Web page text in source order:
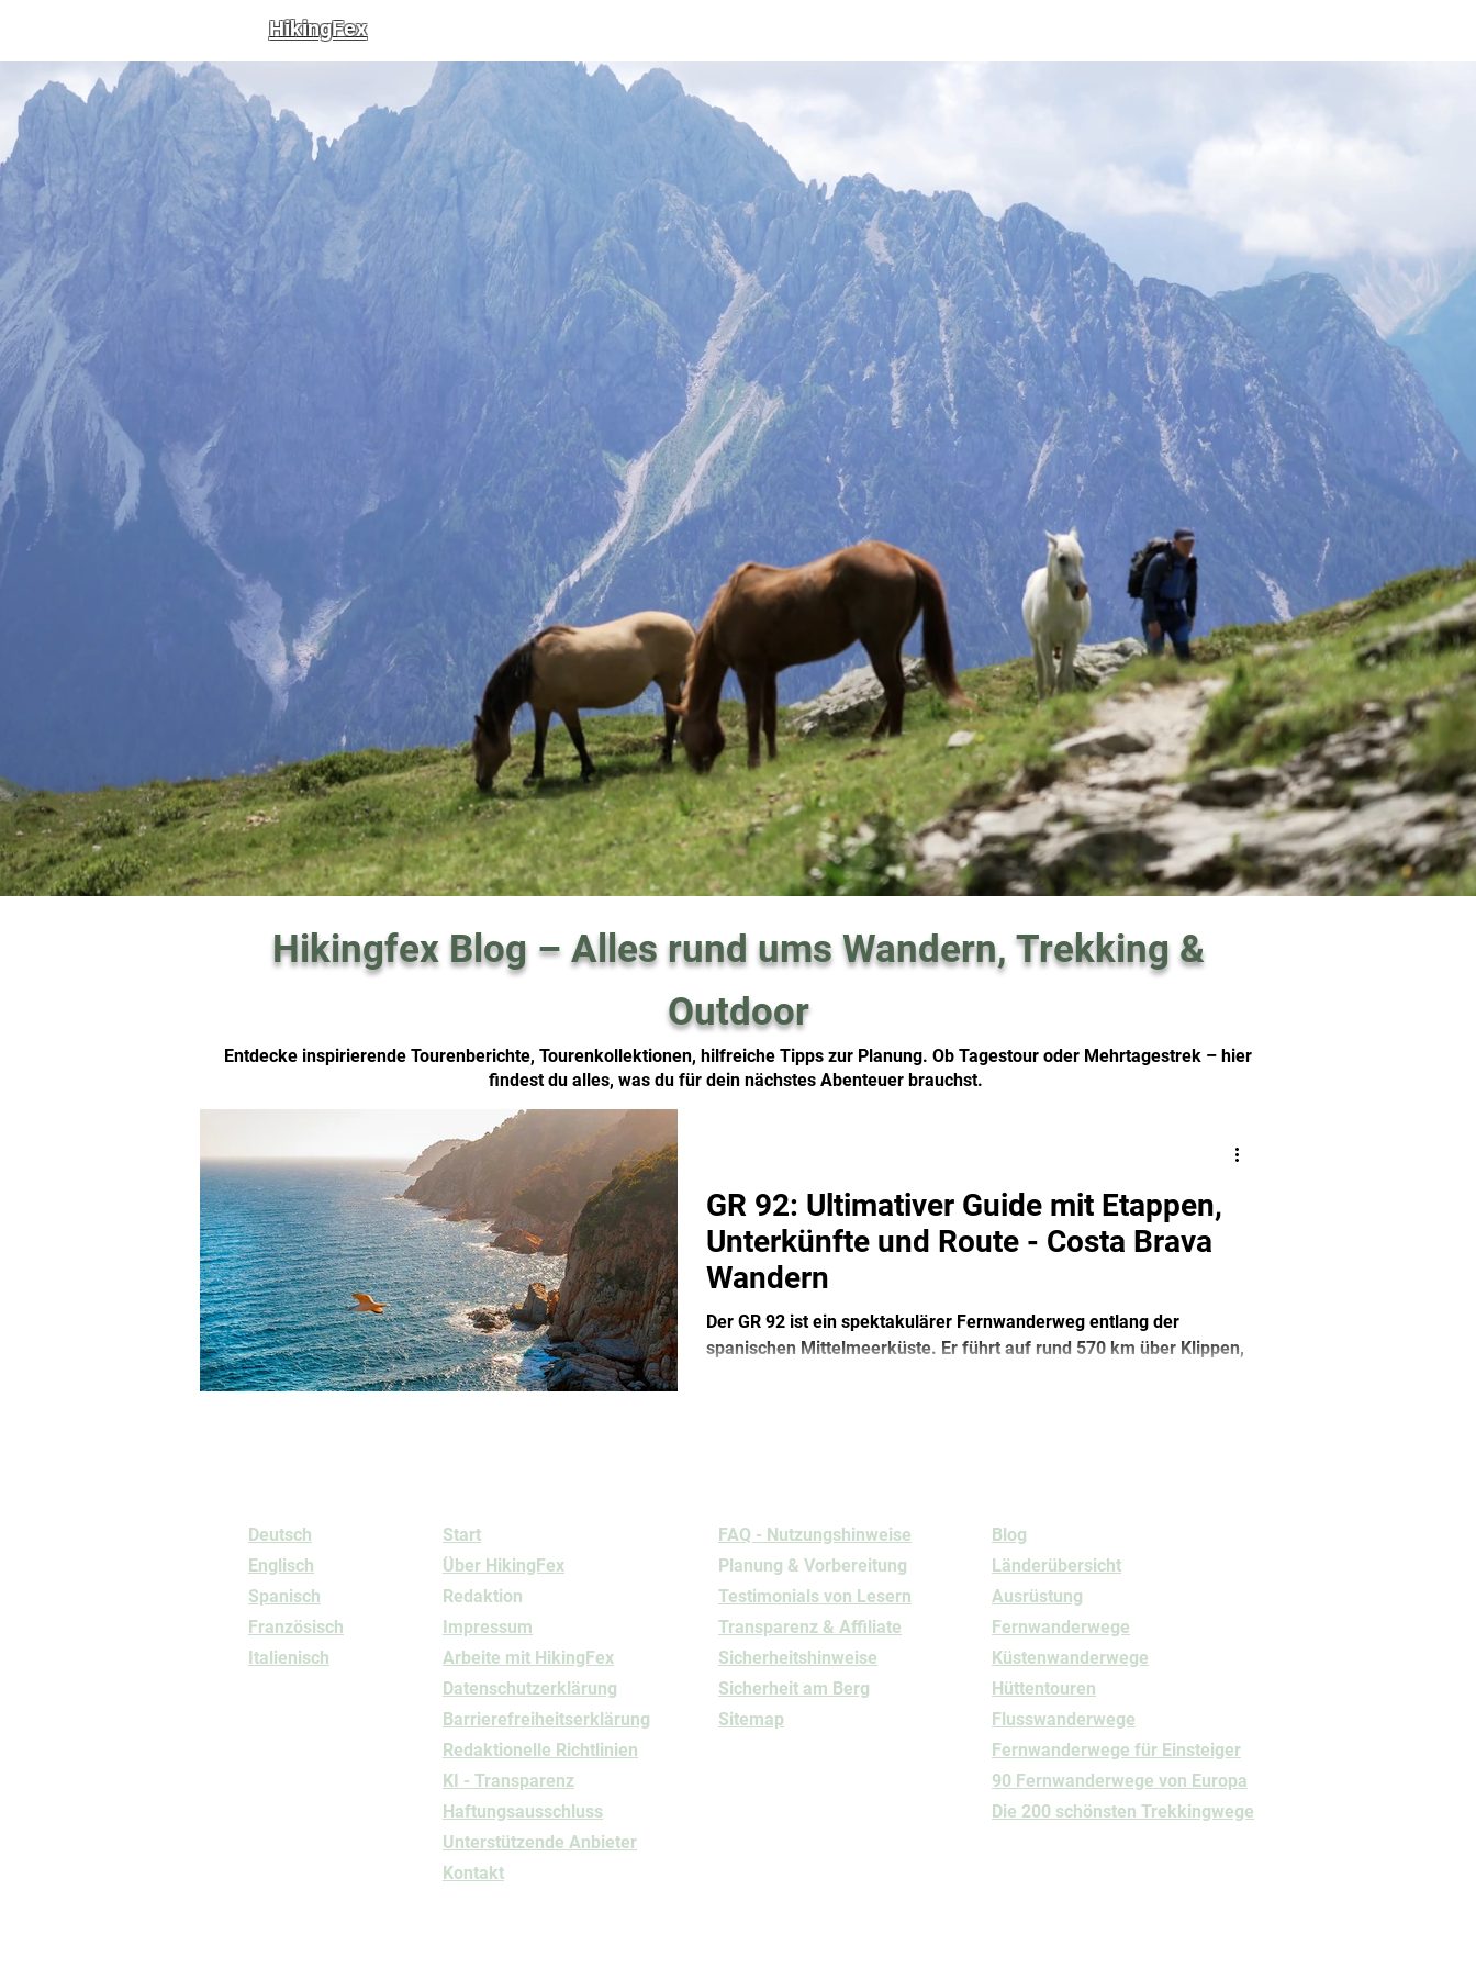
HikingFex
Hikingfex Blog – Alles rund ums Wandern, Trekking &
Outdoor
Entdecke inspirierende Tourenberichte, Tourenkollektionen, hilfreiche Tipps zur Planung. Ob Tagestour oder Mehrtagestrek – hier
findest du alles, was du für dein nächstes Abenteuer brauchst.
GR 92: Ultimativer Guide mit Etappen,
Unterkünfte und Route - Costa Brava
Wandern
Der GR 92 ist ein spektakulärer Fernwanderweg entlang der
spanischen Mittelmeerküste. Er führt auf rund 570 km über Klippen,
Deutsch
Englisch
Spanisch
Französisch
Italienisch
Start
Über HikingFex
Redaktion
Impressum
Arbeite mit HikingFex
Datenschutz​erklärung
Barrierefreiheitserklärung
Redaktionelle Richtlinien
KI - Transparenz
Haftungsausschluss
Unterstützende Anbieter
Kontakt
FAQ - Nutzungshinweise
Planung & Vorbereitung
Testimonials von Lesern
Transparenz & Affiliate
Sicherheitshinweise
Sicherheit am Berg
Sitemap
Blog
Länderübersicht
Ausrüstung
Fernwanderwege
Küstenwanderwege
Hüttentouren
Flusswanderwege
Fernwanderwege für Einsteiger
90 Fernwanderwege von Europa
Die 200 schönsten Trekkingwege